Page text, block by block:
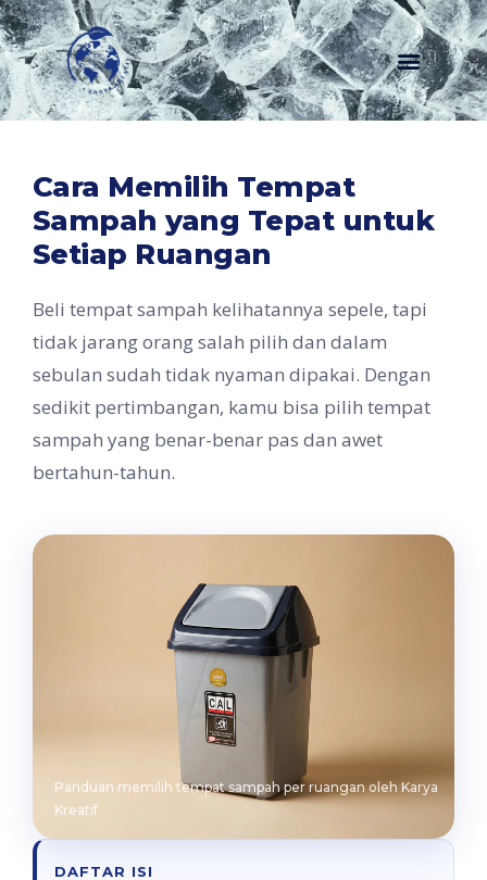
Menu
Cara Memilih Tempat
Sampah yang Tepat untuk
Setiap Ruangan
Beli tempat sampah kelihatannya sepele, tapi
tidak jarang orang salah pilih dan dalam
sebulan sudah tidak nyaman dipakai. Dengan
sedikit pertimbangan, kamu bisa pilih tempat
sampah yang benar-benar pas dan awet
bertahun-tahun.
Panduan memilih tempat sampah per ruangan oleh Karya
Kreatif
DAFTAR ISI